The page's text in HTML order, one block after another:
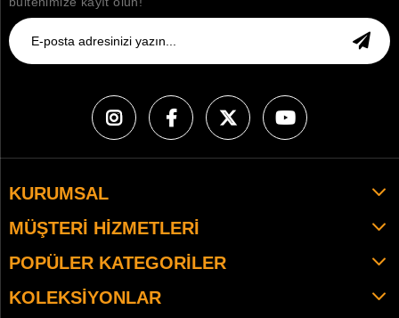
KURUMSAL
MÜŞTERI HIZMETLERI
POPÜLER KATEGORILER
KOLEKSIYONLAR